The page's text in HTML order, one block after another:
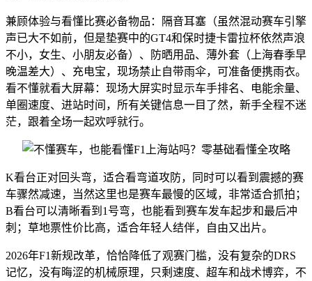
兼顾体验与看懂比赛必备物品：隔音耳塞（虽然混动赛车引擎
声已大不如前，但是垫赛中的GT4和保时捷卡雷拉杯依然声浪
不小，女生、小朋友必备）、防晒用品、薄外套（上海春季早
晚温差大）、充电宝，现场禁止自带雨伞，可准备便携雨衣。
看不懂就看大屏幕：现场大屏实时显示车手排名、电能余量、
单圈速度、进站时间，所有关键信息一目了然，新手全程不迷
茫，跟着全场一起欢呼就行。
K看台正对回头弯，适合看弯道攻防，同时可以看到震撼的赛
车骤然减速，当然这里也是赛车最慢的区域，非常适合抓拍；
B看台可以清晰看到1号弯，也能看到赛车发车起步和最后冲
刺；草地票性价比高，适合年轻人结伴，自由又出片。
2026年F1新规改革，恰恰降低了观赛门槛，没有复杂的DRS
记忆，没有晦涩的机械原理，只剩速度、超车和战术博弈，不